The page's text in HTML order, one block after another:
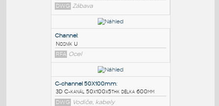
2x2 channel:
DWG
tv-discovery channel
3D televizor s obrázkem kanálu Discovery
DWG Zábava